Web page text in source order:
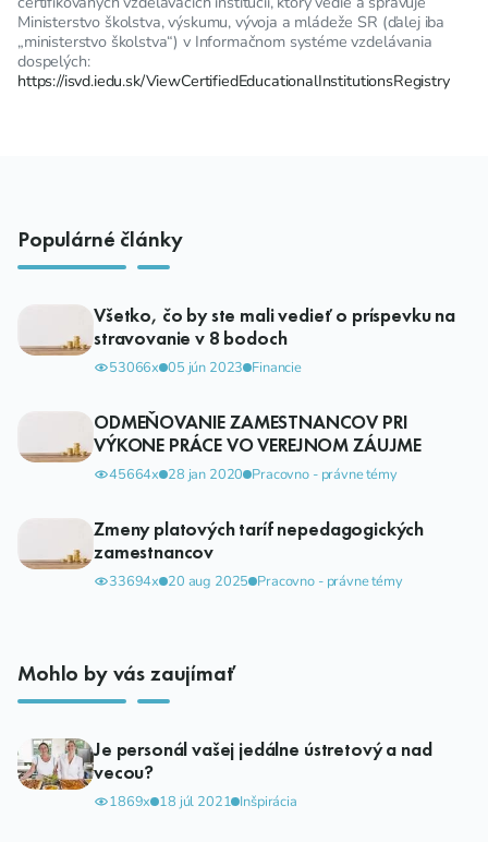
Ministerstvo školstva, výskumu, vývoja a mládeže SR (ďalej iba
„ministerstvo školstva“) v Informačnom systéme vzdelávania
dospelých:
https://isvd.iedu.sk/ViewCertifiedEducationalInstitutionsRegistry
Populárné články
Všetko, čo by ste mali vedieť o príspevku na
stravovanie v 8 bodoch
53066x 05 jún 2023 Financie
ODMEŇOVANIE ZAMESTNANCOV PRI
VÝKONE PRÁCE VO VEREJNOM ZÁUJME
45664x 28 jan 2020 Pracovno - právne témy
Zmeny platových taríf nepedagogických
zamestnancov
33694x 20 aug 2025 Pracovno - právne témy
Mohlo by vás zaujímať
Je personál vašej jedálne ústretový a nad
vecou?
1869x 18 júl 2021 Inšpirácia